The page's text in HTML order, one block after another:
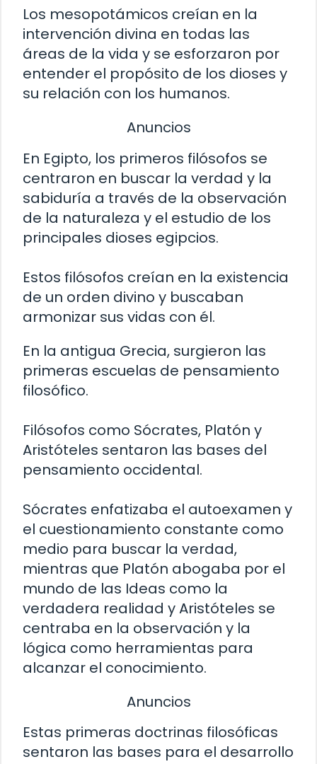
Los mesopotámicos creían en la
intervención divina en todas las
áreas de la vida y se esforzaron por
entender el propósito de los dioses y
su relación con los humanos.
Anuncios
En Egipto, los primeros filósofos se
centraron en buscar la verdad y la
sabiduría a través de la observación
de la naturaleza y el estudio de los
principales dioses egipcios.
Estos filósofos creían en la existencia
de un orden divino y buscaban
armonizar sus vidas con él.
En la antigua Grecia, surgieron las
primeras escuelas de pensamiento
filosófico.
Filósofos como Sócrates, Platón y
Aristóteles sentaron las bases del
pensamiento occidental.
Sócrates enfatizaba el autoexamen y
el cuestionamiento constante como
medio para buscar la verdad,
mientras que Platón abogaba por el
mundo de las Ideas como la
verdadera realidad y Aristóteles se
centraba en la observación y la
lógica como herramientas para
alcanzar el conocimiento.
Anuncios
Estas primeras doctrinas filosóficas
sentaron las bases para el desarrollo